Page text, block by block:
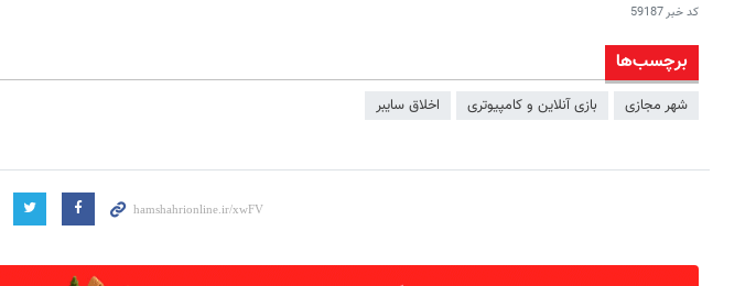
کد خبر59187
برچسب‌ها
شهر مجازی بازی آنلاین و کامپیوتری اخلاق سایبر